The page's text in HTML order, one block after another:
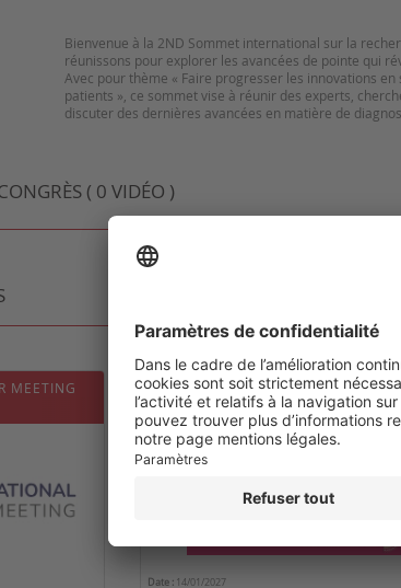
Bienvenue à la 2ND Sommet international sur la
réunissons pour explorer les avancées de pointe qui
Avec pour thème « Faire progresser les innovations
patients », ce sommet vise à réunir des experts,
discuter des dernières avancées en matière de
( 0 VIDÉO )
MEETING
EASL LIVER CANCER SUMMIT 2027
Date : 14/01/2027